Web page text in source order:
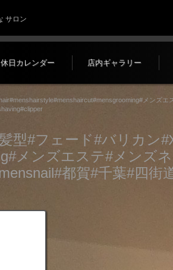
サロン
休日カレンダー 店内ギャラリー
メンズ
型#フェード#バリカン#
メンズエステ#メンズ
都賀#千葉#四街